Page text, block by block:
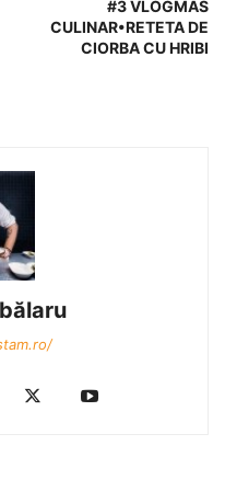
#3 VLOGMAS
CULINAR•RETETA DE
CIORBA CU HRIBI